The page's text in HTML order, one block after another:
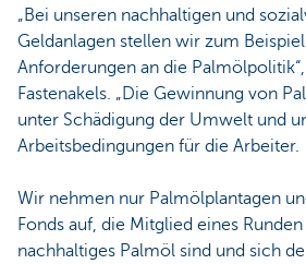
„Bei unseren nachhaltigen und
Geldanlagen stellen wir zum
Anforderungen an die
Fastenakels. „Die Gewinnung von
unter Schädigung der Umwelt und
Arbeitsbedingungen für die Arbeiter.
Wir nehmen nur Palmölplantagen
Fonds auf, die Mitglied eines
nachhaltiges Palmöl sind und sich